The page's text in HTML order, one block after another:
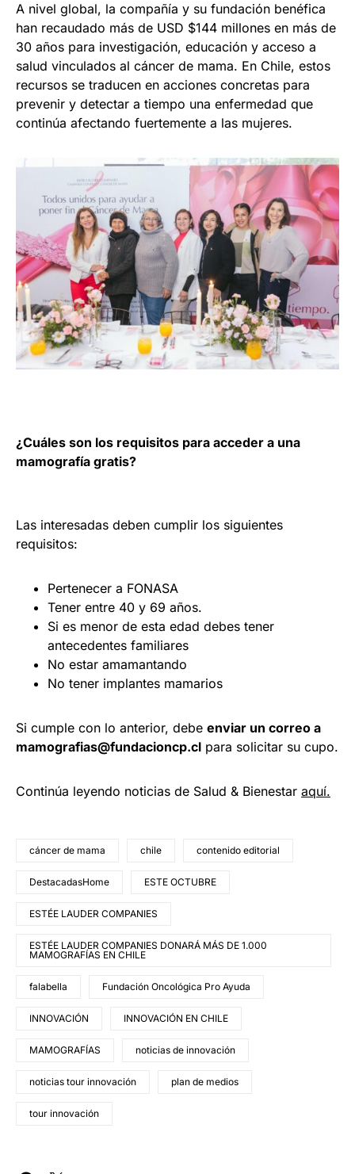
A nivel global, la compañía y su fundación benéfica
han recaudado más de USD $144 millones en más de
30 años para investigación, educación y acceso a
salud vinculados al cáncer de mama. En Chile, estos
recursos se traducen en acciones concretas para
prevenir y detectar a tiempo una enfermedad que
continúa afectando fuertemente a las mujeres.
¿Cuáles son los requisitos para acceder a una
mamografía gratis?
Las interesadas deben cumplir los siguientes
requisitos:
Pertenecer a FONASA
Tener entre 40 y 69 años.
Si es menor de esta edad debes tener
antecedentes familiares
No estar amamantando
No tener implantes mamarios
Si cumple con lo anterior, debe enviar un correo a
mamografias@fundacioncp.cl para solicitar su cupo.
Continúa leyendo noticias de Salud & Bienestar aquí.
cáncer de mama chile contenido editorial
DestacadasHome ESTE OCTUBRE
ESTÉE LAUDER COMPANIES
ESTÉE LAUDER COMPANIES DONARÁ MÁS DE 1.000
MAMOGRAFÍAS EN CHILE
falabella Fundación Oncológica Pro Ayuda
INNOVACIÓN INNOVACIÓN EN CHILE
MAMOGRAFÍAS noticias de innovación
noticias tour innovación plan de medios
tour innovación